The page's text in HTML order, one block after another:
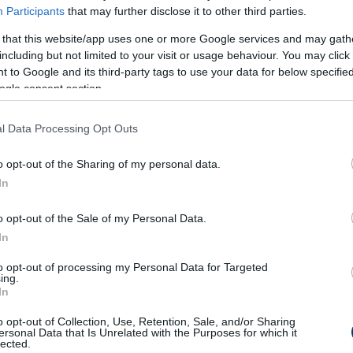
Participants that may further disclose it to other third parties.
that this website/app uses one or more Google services and may
but not limited to your visit or usage behaviour. You may
to Google and its third-party tags to use your data for below
consent section.
Data Processing Opt Outs
opt-out of the Sharing of my personal data.
opt-out of the Sale of my Personal Data.
opt-out of processing my Personal Data for Targeted
opt-out of Collection, Use, Retention, Sale, and/or Sharing
Data that Is Unrelated with the Purposes for which it
zsemlemorzsát.
borssal és pirospaprikával. Az egészet alaposan keverd
olajjal, vagy használj muffinpapírt.
nyomkodd le, hogy egyenletes legyen.
szépen megpirulnak a tetején.
friss salátával vagy akár sült húsok mellé is,